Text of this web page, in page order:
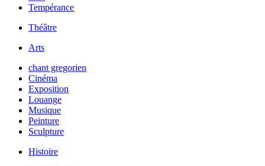
Tempérance
Théâtre
Arts
chant gregorien
Cinéma
Exposition
Louange
Musique
Peinture
Sculpture
Histoire